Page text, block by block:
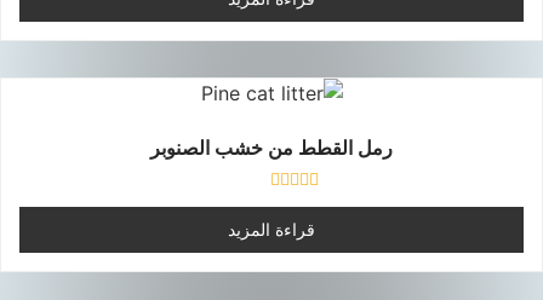
0
من
5
رمل القطط من خشب الصنوبر
تم
التقييم
0
من
5
قراءة المزيد